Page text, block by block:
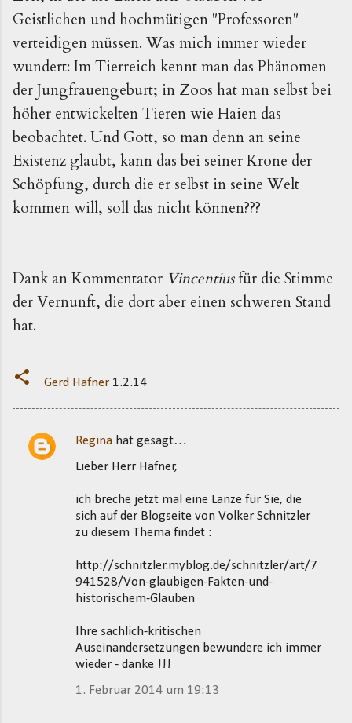
Geistlichen und hochmütigen "Professoren"
verteidigen müssen. Was mich immer wieder
wundert: Im Tierreich kennt man das Phänomen
der Jungfrauengeburt; in Zoos hat man selbst bei
höher entwickelten Tieren wie Haien das
beobachtet. Und Gott, so man denn an seine
Existenz glaubt, kann das bei seiner Krone der
Schöpfung, durch die er selbst in seine Welt
kommen will, soll das nicht können???
Dank an Kommentator Vincentiusfür die Stimme
der Vernunft, die dort aber einen schweren Stand
hat.
Gerd Häfner 1.2.14
K
Regina hat gesagt…
Lieber Herr Häfner,
ich breche jetzt mal eine Lanze für Sie, die
sich auf der Blogseite von Volker Schnitzler
zu diesem Thema findet :
http://schnitzler.myblog.de/schnitzler/art/7
941528/Von-glaubigen-Fakten-und-
historischem-Glauben
Ihre sachlich-kritischen
Auseinandersetzungen bewundere ich immer
wieder - danke !!!
1. Februar 2014 um 19:13